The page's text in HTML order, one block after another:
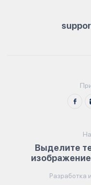
Выделите
Разработка